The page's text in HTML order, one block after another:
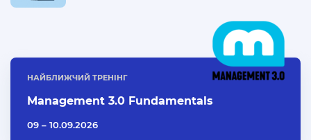
НАЙБЛИЖЧИЙ ТРЕНІНГ
Management 3.0 Fundamentals
09 – 10.09.2026